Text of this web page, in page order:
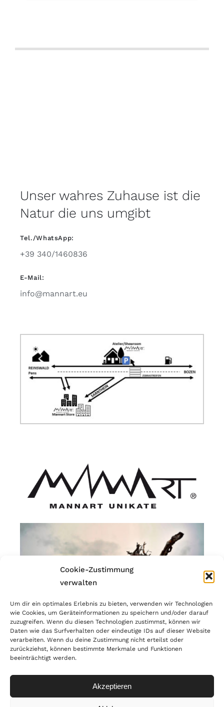
Cookie-Zustimmung
verwalten
Um dir ein optimales Erlebnis zu bieten, verwenden wir Technologien
wie Cookies, um Geräteinformationen zu speichern und/oder darauf
zuzugreifen. Wenn du diesen Technologien zustimmst, können wir
Daten wie das Surfverhalten oder eindeutige IDs auf dieser Website
verarbeiten. Wenn du deine Zustimmung nicht erteilst oder
zurückziehst, können bestimmte Merkmale und Funktionen
beeinträchtigt werden.
Akzeptieren
Unser wahres Zuhause ist die
Natur die uns umgibt
Tel./WhatsApp:
+39 340/1460836
E-Mail:
info@mannart.eu
IT02866190214 |PRIVACY